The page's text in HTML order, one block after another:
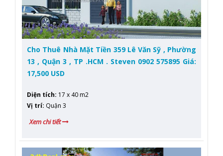
Cho Thuê Nhà Mặt Tiền 359 Lê Văn Sỹ , Phường
13 , Quận 3 , TP .HCM . Steven 0902 575895 Giá:
17,500 USD
Diện tích: 17 x 40 m2
Vị trí: Quận 3
Xem chi tiết